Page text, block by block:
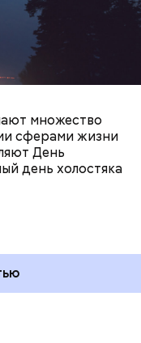
множество
сферами жизни
День
день холостяка